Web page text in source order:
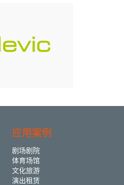
应用案例
剧场剧院
体育场馆
文化旅游
演出租赁